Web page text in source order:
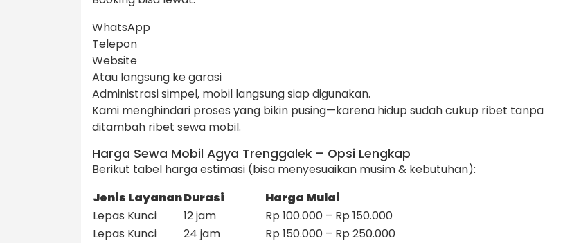
WhatsApp
Telepon
Website
Atau langsung ke garasi
Administrasi simpel, mobil langsung siap digunakan.
Kami menghindari proses yang bikin pusing—karena hidup sudah cukup ribet tanpa
ditambah ribet sewa mobil.
Harga Sewa Mobil Agya Trenggalek – Opsi Lengkap
Berikut tabel harga estimasi (bisa menyesuaikan musim & kebutuhan):
Jenis LayananDurasi
Harga Mulai
Lepas Kunci
12 jam
Rp 100.000 – Rp 150.000
Lepas Kunci
24 jam
Rp 150.000 – Rp 250.000